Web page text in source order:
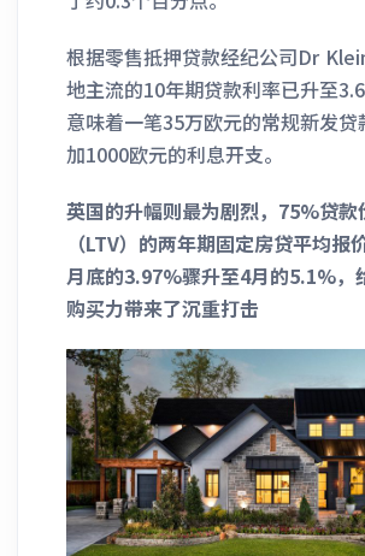
根据零售抵押贷款经纪公司Dr
地主流的10年期贷款利率已升至
意味着一笔35万欧元的常规新发
加1000欧元的利息开支。
英国的升幅则最为剧烈，75%贷款
（LTV）的两年期固定房贷平均报
月底的3.97%骤升至4月的5.1%，
购买力带来了沉重打击